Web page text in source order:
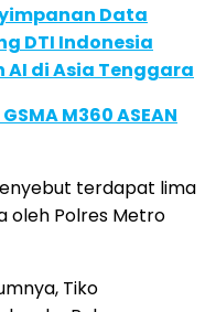
Data
DTI Indonesia
AI di Asia Tenggara
M360 ASEAN
terdapat lima
oleh Polres Metro
Tiko